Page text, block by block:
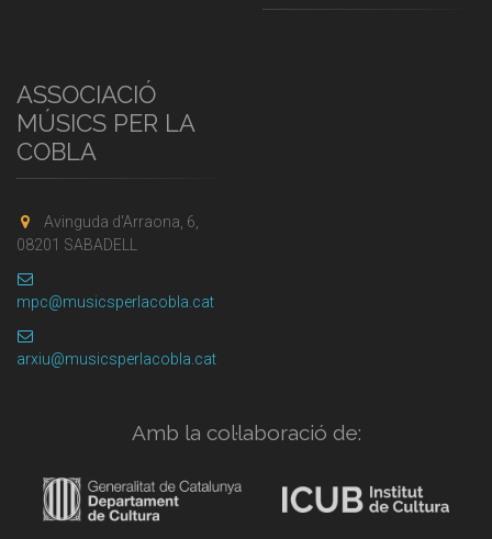
ASSOCIACIÓ
MÚSICS PER LA
COBLA
Avinguda d'Arraona, 6,
08201 SABADELL
mpc@musicsperlacobla.cat
arxiu@musicsperlacobla.cat
Amb la col·laboració de: